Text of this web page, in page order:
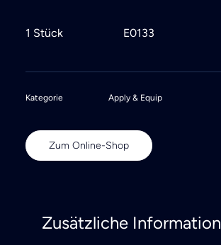
1 Stück E0133
Kategorie Apply & Equip
Zum Online-Shop
Zusätzliche Information